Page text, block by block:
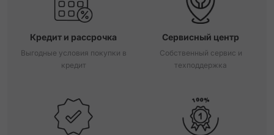
Кредит и рассрочка
Выгодные условия покупки в
кредит
Сервисный центр
Собственный сервис и
техподдержка